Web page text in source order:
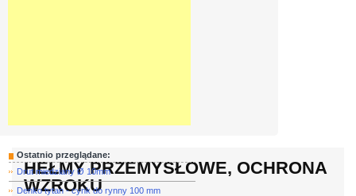
Ostatnio przeglądane:
Drut miedziany Ø 10mm
Denko tytan - cynk do rynny 100 mm
HEŁMY PRZEMYSŁOWE, OCHRONA
WZROKU